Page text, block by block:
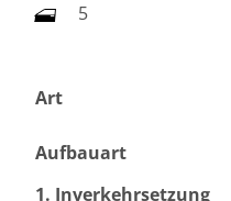
5
Art
Aufbauart
1. Inverkehrsetzung